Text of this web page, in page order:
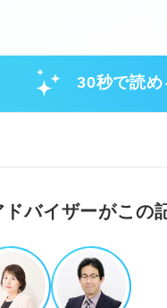
30秒で読
志望動機の鍵
解し、貢献できる人
けでなく、具体的な
るポイント
ドバイザーがこの